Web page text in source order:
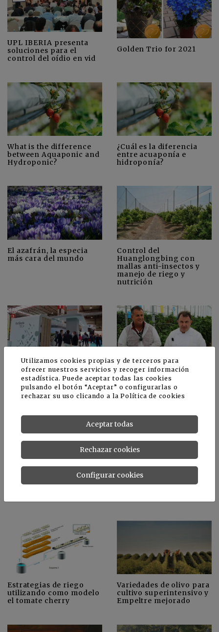
UPL IBERIA presenta
soluciones para el
control del oídio en vid
Golden Trio for 2021
What is the difference
between Aquaponic and
Hydroponic?
¿Cuál es la diferencia
entre acuaponía e
hidroponía?
El azafrán, la especia
más cara del mundo
Control del
Huanglongbing con
mallas anti-insectos y
manejo de riego y
nutrición
Fertiberia TECH y su
participación en la
FIMA 2020
Famoso chef visita el
Centro de Investigación
de Sakata en Vícar
Mejoran la producción
de alcachofa mediante la
Las algas son muy
saludables, nutritivas y
Estrategias de riego
utilizando como modelo
el tomate cherry
Variedades de olivo para
cultivo superintensivo y
Empeltre mejorado
Utilizamos cookies propias y de terceros para
ofrecer nuestros servicios y recoger información
estadística. Puede aceptar todas las cookies
pulsando el botón “Aceptar” o configurarlas o
rechazar su uso clicando a laPolítica de cookies
Aceptar todas
Rechazar cookies
Configurar cookies